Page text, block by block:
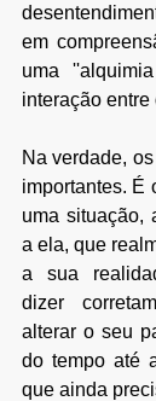
em
uma
interação entre
Na verdade,
importantes. É
uma situação,
a ela, que
a sua
dizer
alterar o seu
do tempo até
que ainda